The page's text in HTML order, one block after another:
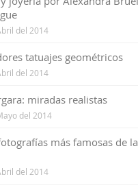
del 2014
tatuajes geométricos
del 2014
miradas realistas
del 2014
más famosas de la
del 2014